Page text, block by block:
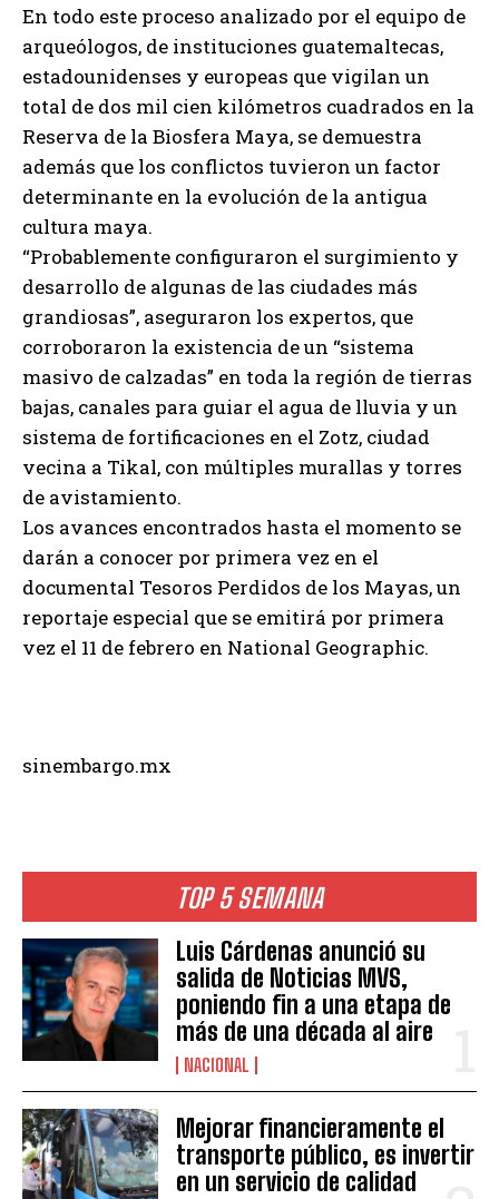
TOP 5 SEMANA
Luis Cárdenas anunció su
salida de Noticias MVS,
poniendo fin a una etapa de
más de una década al aire
NACIONAL
Mejorar financieramente el
transporte público, es invertir
en un servicio de calidad
En todo este proceso analizado por el equipo de
arqueólogos, de instituciones guatemaltecas,
estadounidenses y europeas que vigilan un
total de dos mil cien kilómetros cuadrados en la
Reserva de la Biosfera Maya, se demuestra
además que los conflictos tuvieron un factor
determinante en la evolución de la antigua
cultura maya.
“Probablemente configuraron el surgimiento y
desarrollo de algunas de las ciudades más
grandiosas”, aseguraron los expertos, que
corroboraron la existencia de un “sistema
masivo de calzadas” en toda la región de tierras
bajas, canales para guiar el agua de lluvia y un
sistema de fortificaciones en el Zotz, ciudad
vecina a Tikal, con múltiples murallas y torres
de avistamiento.
Los avances encontrados hasta el momento se
darán a conocer por primera vez en el
documental Tesoros Perdidos de los Mayas, un
reportaje especial que se emitirá por primera
vez el 11 de febrero en National Geographic.
sinembargo.mx